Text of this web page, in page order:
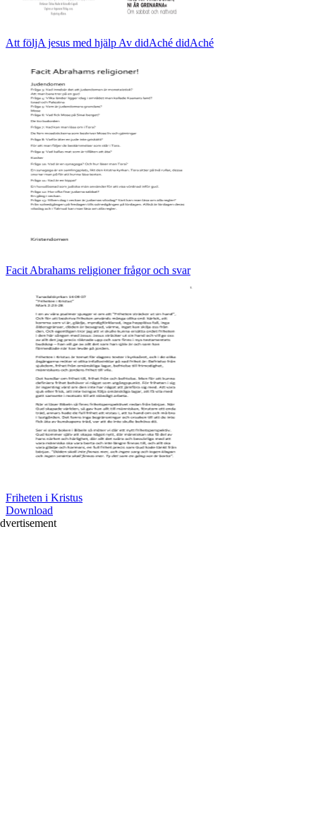
Att följA jesus med hjälp Av didAché didAché
Facit Abrahams religioner frågor och svar
Friheten i Kristus
Download